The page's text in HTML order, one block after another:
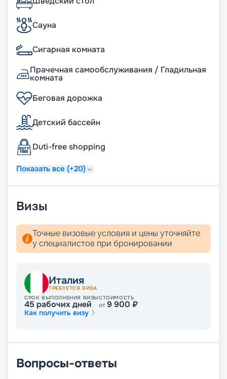
информацию. Вас ждет роскошный комфорт
MSC Musica!
Сауна
Сигарная комната
Прачечная самообслуживания / Гладильная
комната
Беговая дорожка
Детский бассейн
Duti-free shopping
Показать все (+20)
Визы
Точные визовые условия и цены уточняйте
у специалистов при бронировании
Италия
ТРЕБУЕТСЯ ВИЗА
СРОК ВЫПОЛНЕНИЯ ВИЗЫ
45 рабочих дней
СТОИМОСТЬ
от9 900 ₽
Как получить визу
Вопросы-ответы